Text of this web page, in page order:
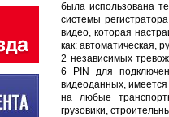
была использована
системы
видео, которая
как: автоматическая,
2 независимых
6 PIN для
видеоданных,
на любые
грузовики,